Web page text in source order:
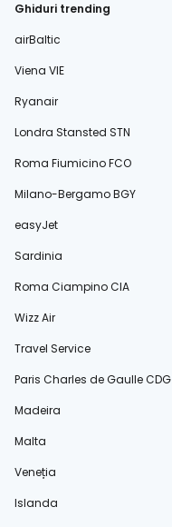
Ghiduri trending
airBaltic
Viena VIE
Ryanair
Londra Stansted STN
Roma Fiumicino FCO
Milano-Bergamo BGY
easyJet
Sardinia
Roma Ciampino CIA
Wizz Air
Travel Service
Paris Charles de Gaulle CDG
Madeira
Malta
Veneția
Islanda